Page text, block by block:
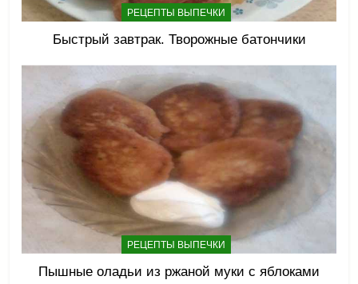
РЕЦЕПТЫ ВЫПЕЧКИ
Быстрый завтрак. Творожные батончики
РЕЦЕПТЫ ВЫПЕЧКИ
Пышные оладьи из ржаной муки с яблоками